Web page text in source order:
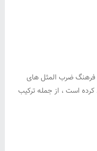
فرهنگ ضرب المثل های
کرده است ، از جمله ترکیب